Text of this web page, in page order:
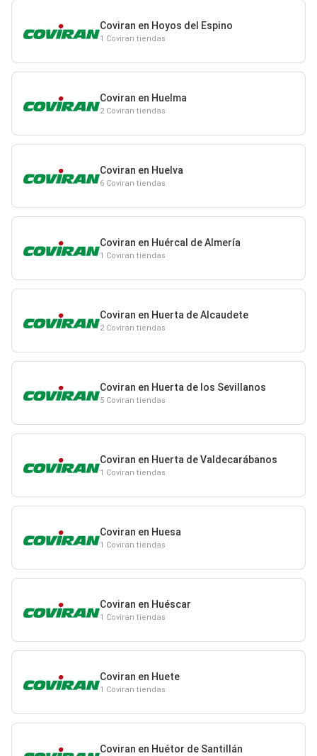
Coviran en Hoyos del Espino
1 Coviran tiendas
Coviran en Huelma
2 Coviran tiendas
Coviran en Huelva
6 Coviran tiendas
Coviran en Huércal de Almería
1 Coviran tiendas
Coviran en Huerta de Alcaudete
2 Coviran tiendas
Coviran en Huerta de los Sevillanos
5 Coviran tiendas
Coviran en Huerta de Valdecarábanos
1 Coviran tiendas
Coviran en Huesa
1 Coviran tiendas
Coviran en Huéscar
1 Coviran tiendas
Coviran en Huete
1 Coviran tiendas
Coviran en Huétor de Santillán